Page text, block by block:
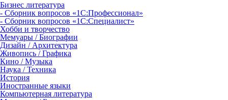
Бизнес литература
- Сборник вопросов «1С:Профессионал»
- Сборник вопросов «1С:Специалист»
Хобби и творчество
Мемуары / Биографии
Дизайн / Архитектура
Живопись / Графика
Кино / Музыка
Наука / Техника
История
Иностранные языки
Компьютерная литература